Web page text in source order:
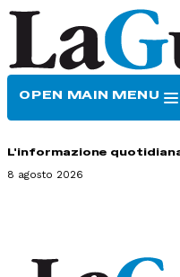
OPEN MAIN MENU
L'informazione
8 agosto 2026